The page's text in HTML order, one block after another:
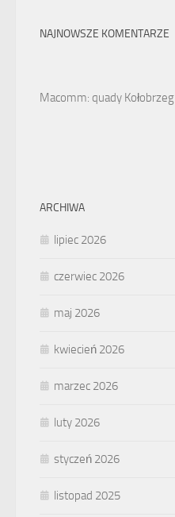
NAJNOWSZE KOMENTARZE
Macomm: quady Kołobrzeg
ARCHIWA
lipiec 2026
czerwiec 2026
maj 2026
kwiecień 2026
marzec 2026
luty 2026
styczeń 2026
listopad 2025